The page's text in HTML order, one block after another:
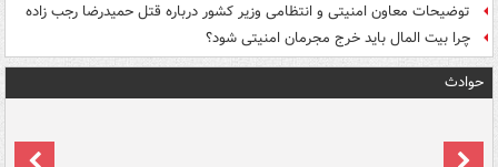
توضیحات معاون امنیتی و انتظامی وزیر کشور درباره قتل حمیدرضا رجب زاده
چرا بیت المال باید خرج مجرمان امنیتی شود؟
حوادث